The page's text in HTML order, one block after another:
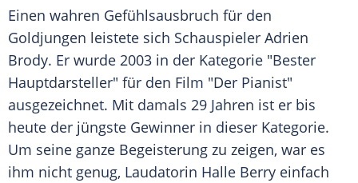
Einen wahren Gefühlsausbruch für den
Goldjungen leistete sich Schauspieler Adrien
Brody. Er wurde 2003 in der Kategorie "Bester
Hauptdarsteller" für den Film "Der Pianist"
ausgezeichnet. Mit damals 29 Jahren ist er bis
heute der jüngste Gewinner in dieser Kategorie.
Um seine ganze Begeisterung zu zeigen, war es
ihm nicht genug, Laudatorin Halle Berry einfach